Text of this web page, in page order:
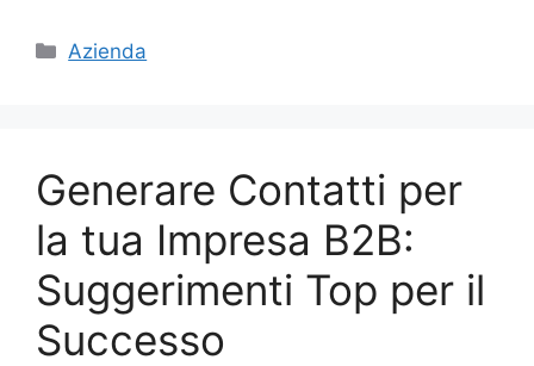
Categories
Azienda
Generare Contatti per
la tua Impresa B2B:
Suggerimenti Top per il
Successo